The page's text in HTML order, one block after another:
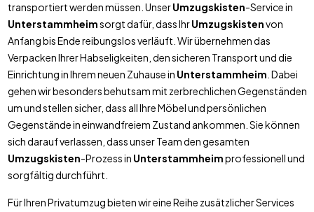
transportiert werden müssen. UnserUmzugskisten-Service in
Unterstammheimsorgt dafür, dass IhrUmzugskistenvon
Anfang bis Ende reibungslos verläuft. Wir übernehmen das
Verpacken Ihrer Habseligkeiten, den sicheren Transport und die
Einrichtung in Ihrem neuen Zuhause in Unterstammheim . Dabei
gehen wir besonders behutsam mit zerbrechlichen Gegenständen
um und stellen sicher, dass all Ihre Möbel und persönlichen
Gegenstände in einwandfreiem Zustand ankommen. Sie können
sich darauf verlassen, dass unser Team den gesamten
Umzugskisten-Prozess in Unterstammheimprofessionell und
sorgfältig durchführt.
Für Ihren Privatumzug bieten wir eine Reihe zusätzlicher Services